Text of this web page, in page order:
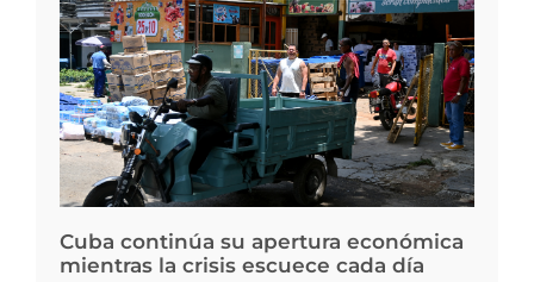
Cuba continúa su apertura económica
mientras la crisis escuece cada día